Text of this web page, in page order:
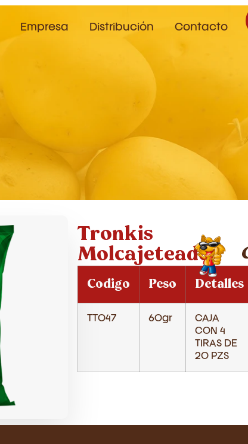
Empresa Distribución Contacto
Tronkis
Molcajeteado
Codigo Peso Detalles
TT047 60gr
CAJA
CON 4
TIRAS DE
20 PZS